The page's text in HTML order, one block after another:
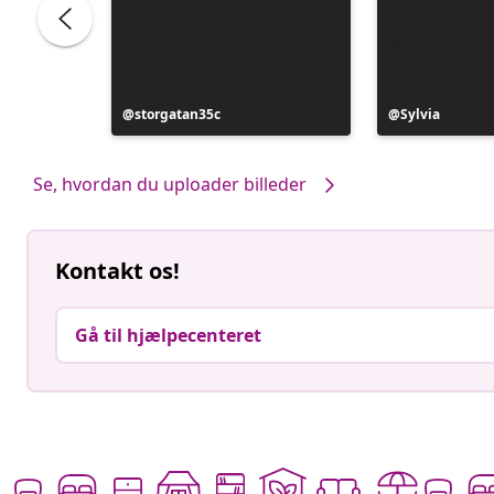
Opslag
offentliggjort
storgatan35c
Opslag
offentliggjort
Sylvia
Se, hvordan du uploader billeder
Kontakt os!
Gå til hjælpecenteret